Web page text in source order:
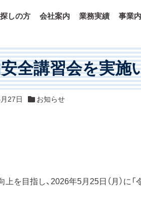
しの方 会社案内 業務実績 事業
全講習会を実施
27日 お知らせ
を目指し、2026年5月25日（月）に